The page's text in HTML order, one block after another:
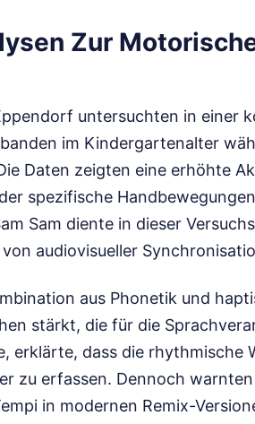
Zur
untersuchten in einer
im Kindergartenalter
Daten zeigten eine erhöhte
spezifische
Sam diente in dieser
audiovisueller
aus Phonetik und
stärkt, die für die
erklärte, dass die rhythmische
zu erfassen. Dennoch
in modernen Remix-